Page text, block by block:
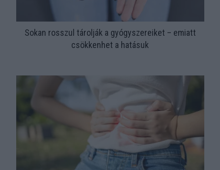
Sokan rosszul tárolják a gyógyszereiket – emiatt
csökkenhet a hatásuk